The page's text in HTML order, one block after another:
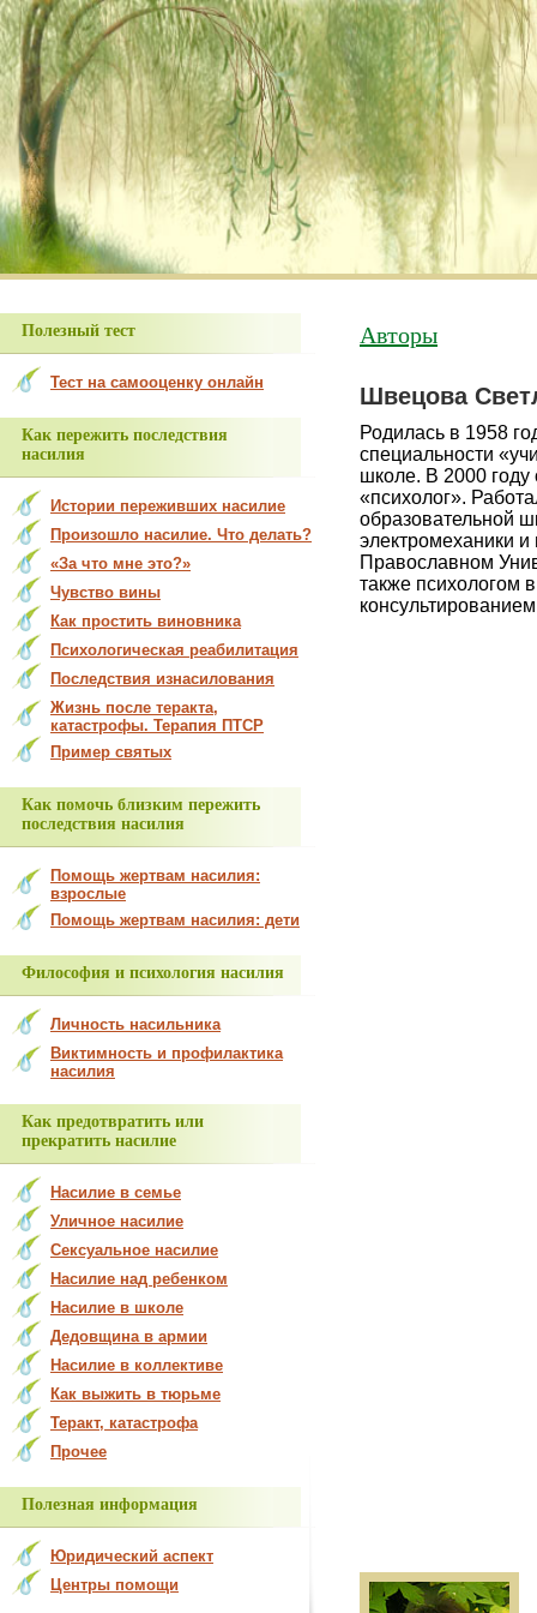
В разделе «Просьбы о
Авторы
Швецова
Родилась в 1958
специальности
школе. В 2000 году
«психолог».
образовательной
электромеханики
Православном
также психологом
Полезный тест
Тест на самооценку онлайн
Как пережить последствия
насилия
Истории переживших насилие
Произошло насилие. Что делать?
«За что мне это?»
Чувство вины
Как простить виновника
Психологическая реабилитация
Последствия изнасилования
Жизнь после теракта,
катастрофы. Терапия ПТСР
Пример святых
Как помочь близким пережить
последствия насилия
Помощь жертвам насилия:
взрослые
Помощь жертвам насилия: дети
Философия и психология насилия
Личность насильника
Виктимность и профилактика
насилия
Как предотвратить или
прекратить насилие
Насилие в семье
Уличное насилие
Сексуальное насилие
Насилие над ребенком
Насилие в школе
Дедовщина в армии
Насилие в коллективе
Как выжить в тюрьме
Теракт, катастрофа
Прочее
Полезная информация
Юридический аспект
Центры помощи